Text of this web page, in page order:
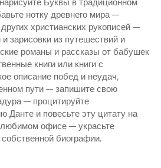
Буквы в традиционном
нотку древнего мира —
христианских рукописей —
зарисовки из путешествий и
романы и рассказы от бабушек
книги или книги с
описание побед и неудач,
пути — запишите свою
— процитируйте
Данте и повесьте эту цитату на
офисе — украсьте
биографии.